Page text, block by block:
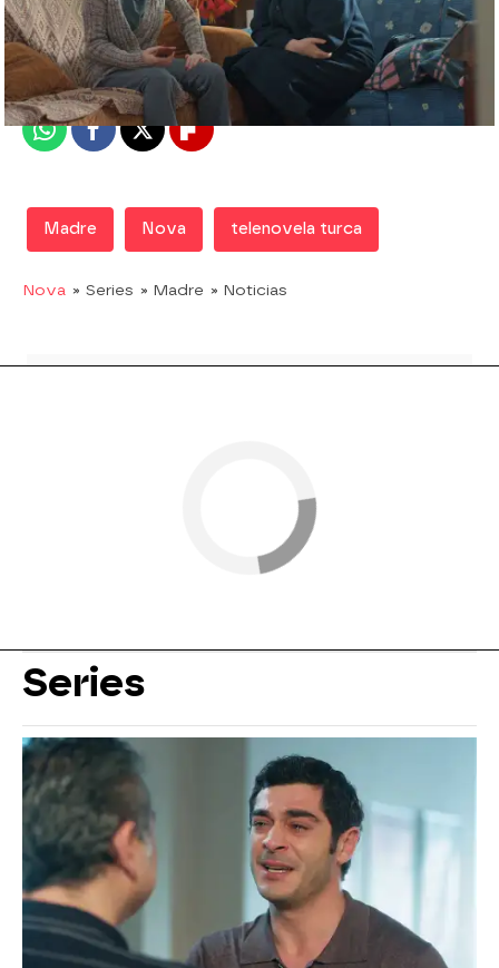
Nova
Madrid
Publicado:27 de octubre de 2019, 23:40
WhatsappFacebook
X Flipboard
Madre Nova telenovela turca
Nova » Series » Madre » Noticias
Series